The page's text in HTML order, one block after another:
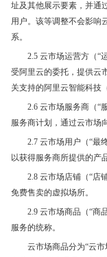
址及其他展示要素，并通
用户。该等调整不会影响
系。
2.5 云市场运营方（“
受阿里云的委托，提供云
关支持的阿里云智能科技
2.6 云市场服务商（“
服务商计划，通过云市场
2.7 云市场用户（“最
以获得服务商所提供的产
2.8 云市场店铺（“店
免费售卖的虚拟场所。
2.9 云市场商品（“商
服务的统称。
云市场商品分为“云